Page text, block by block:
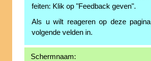
feiten: Klik op "Feedback geven".
Als u wilt reageren op deze
volgende velden in.
Schermnaam: